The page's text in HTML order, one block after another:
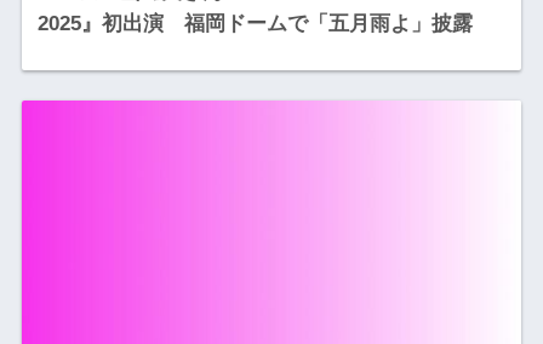
2025』初出演 福岡ドームで「五月雨よ」披露